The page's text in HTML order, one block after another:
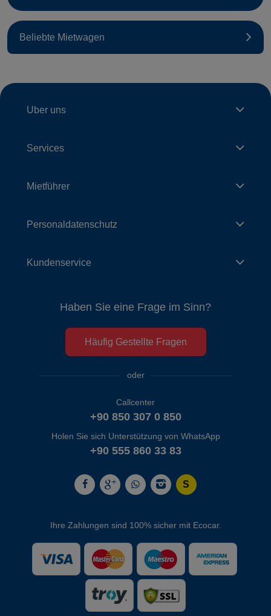
Beliebte Mietwagen
Uber uns
Services
Mietführer
Personaldatenschutz
Kundenservice
Haben Sie eine Frage im Sinn?
Häufig Gestellte Fragen
oder
Callcenter
+90 850 307 0 850
Holen Sie sich Unterstützung von WhatsApp
+90 555 860 33 83
Ihre Zahlungen sind 100% sicher mit Ecocar.